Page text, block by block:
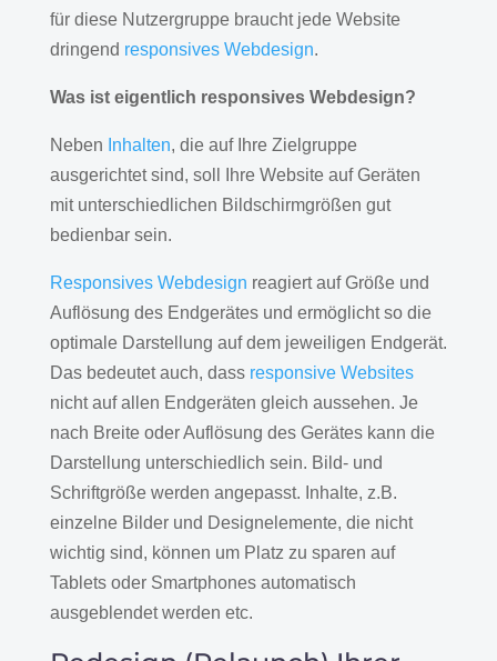
für diese Nutzergruppe braucht jede Website
dringend responsives Webdesign.
Was ist eigentlich responsives Webdesign?
Neben Inhalten, die auf Ihre Zielgruppe
ausgerichtet sind, soll Ihre Website auf Geräten
mit unterschiedlichen Bildschirmgrößen gut
bedienbar sein.
Responsives Webdesign reagiert auf Größe und
Auflösung des Endgerätes und ermöglicht so die
optimale Darstellung auf dem jeweiligen Endgerät.
Das bedeutet auch, dass responsive Websites
nicht auf allen Endgeräten gleich aussehen. Je
nach Breite oder Auflösung des Gerätes kann die
Darstellung unterschiedlich sein. Bild- und
Schriftgröße werden angepasst. Inhalte, z.B.
einzelne Bilder und Designelemente, die nicht
wichtig sind, können um Platz zu sparen auf
Tablets oder Smartphones automatisch
ausgeblendet werden etc.